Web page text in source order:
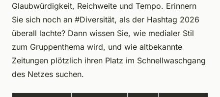
Glaubwürdigkeit, Reichweite und Tempo. Erinnern
Sie sich noch an #Diversität, als der Hashtag 2026
überall lachte? Dann wissen Sie, wie medialer Stil
zum Gruppenthema wird, und wie altbekannte
Zeitungen plötzlich ihren Platz im Schnellwaschgang
des Netzes suchen.